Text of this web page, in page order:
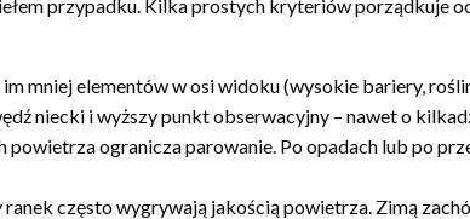
przypadku. Kilka prostych kryteriów porządkuje
mniej elementów w osi widoku (wysokie bariery,
niecki i wyższy punkt obserwacyjny – nawet o
powietrza ogranicza parowanie. Po opadach lub po
ranek często wygrywają jakością powietrza. Zimą